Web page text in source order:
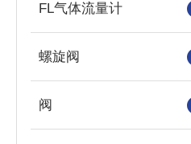
FL气体流量计
螺旋阀
阀